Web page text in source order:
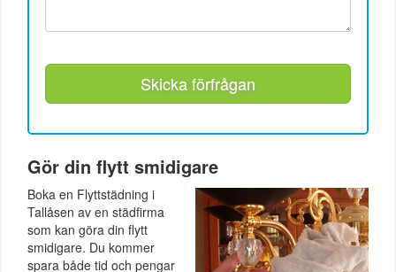
Skicka förfrågan
Gör din flytt smidigare
Boka en Flyttstädning i
Tallåsen av en städfirma
som kan göra din flytt
smidigare. Du kommer
spara både tid och pengar